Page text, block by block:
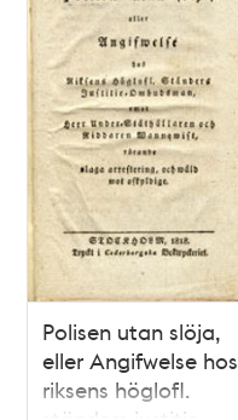
Polisen utan slöja,
eller Angifwelse hos
riksens höglofl.